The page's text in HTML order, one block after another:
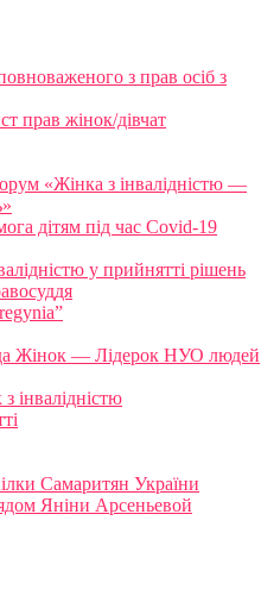
з прав осіб з
прав жінок/дівчат
«Жінка з інвалідністю —
дітям під час Covid-19
у прийнятті рішень
Жінок — Лідерок НУО людей
інвалідністю
Самаритян України
Яніни Арсеньевой